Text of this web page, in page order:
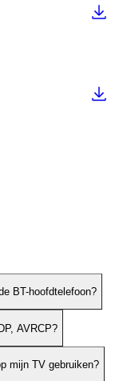
BT-hoofdtelefoon?
AVRCP?
mijn TV gebruiken?